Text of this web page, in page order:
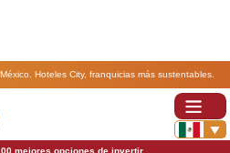
Hoteles City, franquicias más sustentables.
mejores opciones de invertir